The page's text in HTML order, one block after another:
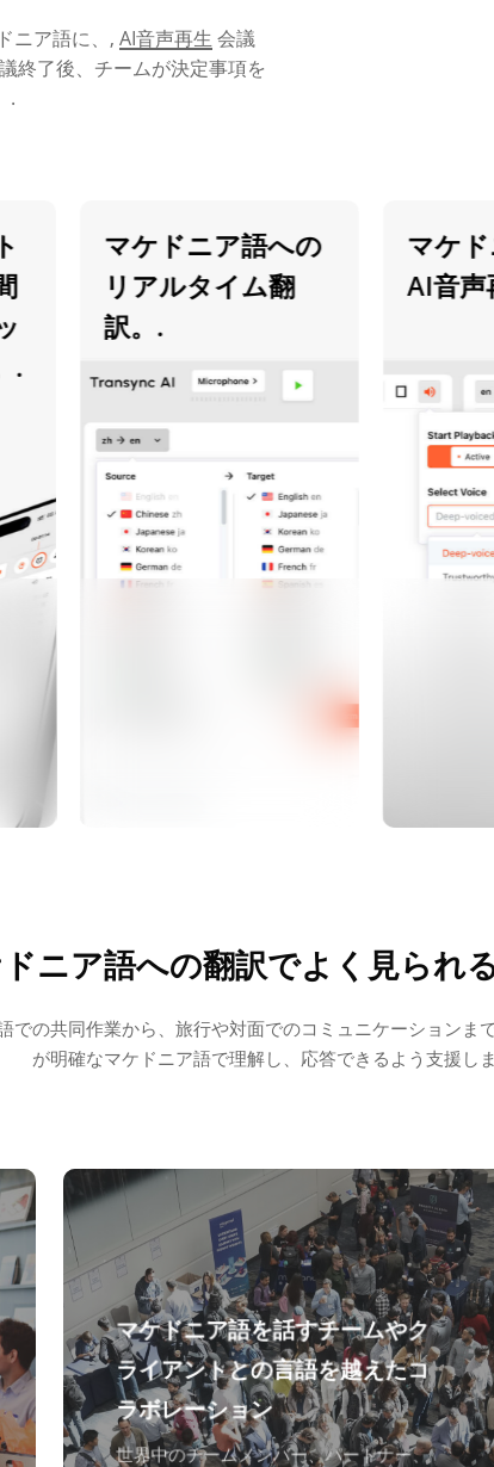
ニア語に、,AI音声再生 会議
終了後、チームが決定事項を
.
マケドニア語への
リアルタイム翻
訳。.
マケド
AI音声再
ニア語への翻訳でよく見られ
での共同作業から、旅行や対面でのコミュニケーションま
が明確なマケドニア語で理解し、応答できるよう支援し
マケドニア語を話すチームやク
ライアントとの言語を越えたコ
ラボレーション
世界中のチームメンバー、パートナー、